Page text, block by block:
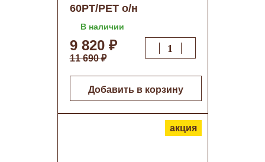
60PT/PET о/н
В наличии
9 820 ₽
11 690 ₽
Добавить в корзину
акция